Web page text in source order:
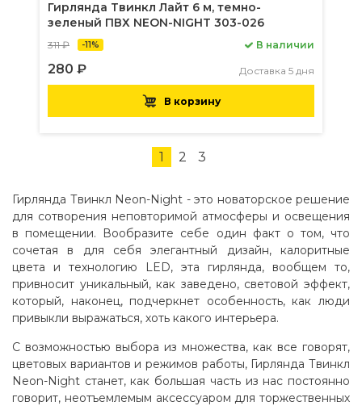
Гирлянда Твинкл Лайт 6 м, темно-
зеленый ПВХ NEON-NIGHT 303-026
311 ₽ -11%
280 ₽
В наличии
Доставка 5 дня
В корзину
1 2 3
Гирлянда Твинкл Neon-Night - это новаторское решение
для сотворения неповторимой атмосферы и освещения
в помещении. Вообразите себе один факт о том, что
сочетая в для себя элегантный дизайн, калоритные
цвета и технологию LED, эта гирлянда, вообщем то,
привносит уникальный, как заведено, световой эффект,
который, наконец, подчеркнет особенность, как люди
привыкли выражаться, хоть какого интерьера.
С возможностью выбора из множества, как все говорят,
цветовых вариантов и режимов работы, Гирлянда Твинкл
Neon-Night станет, как большая часть из нас постоянно
говорит, неотъемлемым аксессуаром для торжественных